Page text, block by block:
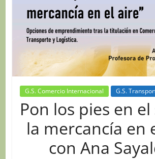
G.S. Comercio Internacional G.S.
Pon los pies en
la mercancía en
con Ana